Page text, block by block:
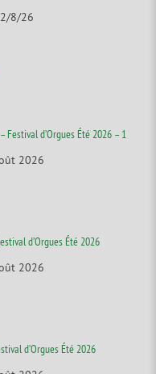
8/26
Festival d’Orgues Été 2026 – 1
2026
d’Orgues Été 2026
2026
d’Orgues Été 2026